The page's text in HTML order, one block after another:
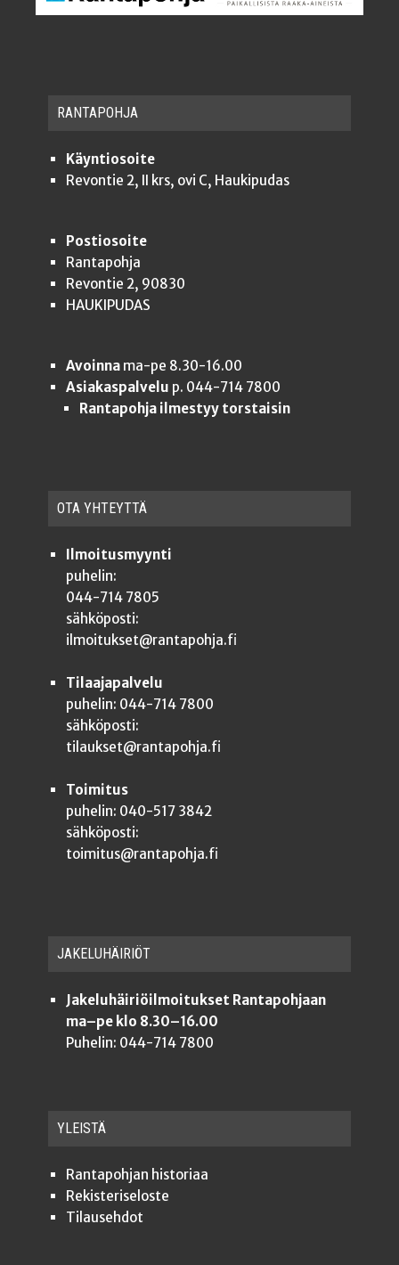
RAN­TA­POH­JA
Käyntiosoite
Revontie 2, II krs, ovi C, Haukipudas
Postiosoite
Rantapohja
Revontie 2, 90830
HAUKIPUDAS
Avoinnama-pe 8.30-16.00
Asiakaspalvelu p. 044-714 7800
Rantapohja ilmestyy torstaisin
OTA YHTEYT­TÄ
Ilmoitusmyynti
puhelin:
044-714 7805
sähköposti:
ilmoitukset@rantapohja.fi
Tilaajapalvelu
puhelin: 044-714 7800
sähköposti:
tilaukset@rantapohja.fi
Toimitus
puhelin: 040-517 3842
sähköposti:
toimitus@rantapohja.fi
JAKE­LU­HÄI­RIÖT
Jakeluhäiriöilmoitukset Rantapohjaan
ma–pe klo 8.30–16.00
Puhelin: 044-714 7800
YLEISTÄ
Ran­ta­poh­jan historiaa
Rekis­te­ri­se­los­te
Tilauseh­dot